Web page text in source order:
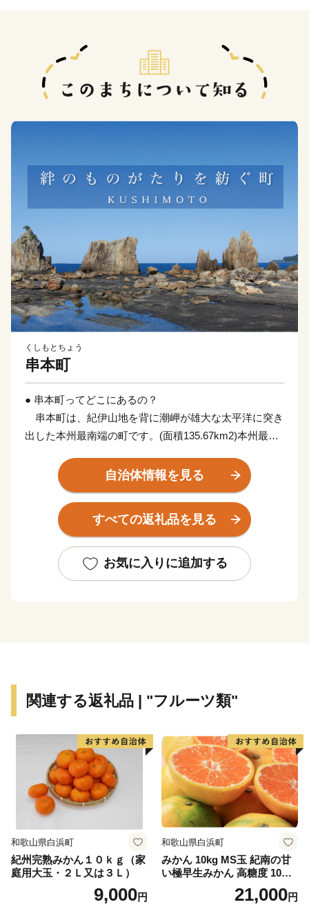
くしもとちょう
串本町
● 串本町ってどこにあるの？
串本町は、紀伊山地を背に潮岬が雄大な太平洋に突き
出した本州最南端の町です。(面積135.67km2)本州最南
は、東京の八丈島とほぼ同緯度に位置します。茫々たる
太平洋に面し、東西に長く延びた海岸線はこの地方の特
色であるリアス式海岸で、奇岩・怪石の雄大な自然美に
恵まれ、吉野熊野国立公園および枯木灘県立自然公園の
黒潮の恵みを受けて、年間平均気温17℃前後と気候は
浮かんでおり、平成11年9月のくしもと大橋開通により
● 世界最北のサンゴの海
串本は北緯33度30分という位置にあり、本来、海藻
の茂る温帯の海に属します。しかし、南から暖かい水を
運んでくる黒潮の働きによって串本の海は常に暖めら
れ、南の海と同様のサンゴ群落が形成されています。世
界でもっとも北にあるサンゴの海、それが紀伊半島の先
端にある串本の海なのです。
また、串本の海は暖かい海と冷たい海の接するところ
自治体情報を見る
すべての返礼品を見る
お気に入りに追加する
関連する返礼品 | "フルーツ類"
和歌山県白浜町
紀州完熟みかん１０ｋｇ（家
庭用大玉・２Ｌ又は３Ｌ）
9,000円
和歌山県白浜町
みかん 10kg MS玉 紀南の甘
い極早生みかん 高糖度 10月
以降発送 マルチ被覆栽培
21,000円